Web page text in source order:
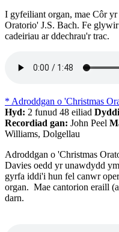
I gyfeiliant organ, mae Côr
Oratorio' J.S. Bach. Fe
cadeiriau ar ddechrau'r trac.
* Adroddgan o 'Christmas
Hyd: 2 funud 48 eiliad
Recordiad gan: John Peel
Williams, Dolgellau
Adroddgan o 'Christmas
Davies oedd yr unawdydd
gyrfa iddi'i hun fel canwr
organ. Mae cantorion eraill
darn.